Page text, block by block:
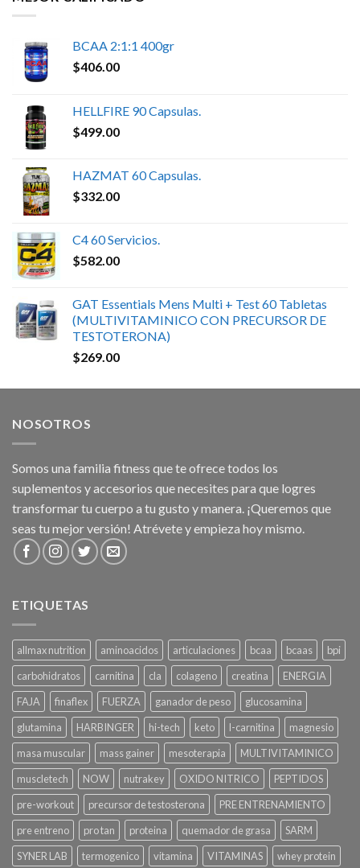
BCAA 2:1:1 400gr
$406.00
HELLFIRE 90 Capsulas.
$499.00
HAZMAT 60 Capsulas.
$332.00
C4 60 Servicios.
$582.00
GAT Essentials Mens Multi + Test 60 Tabletas
(MULTIVITAMINICO CON PRECURSOR DE
TESTOTERONA)
$269.00
NOSOTROS
Somos una familia fitness que te ofrece todos los
suplementos y accesorios que necesites para que logres
transformar tu cuerpo a tu gusto y manera. ¡Queremos que
seas tu mejor versión! Atrévete y empieza hoy mismo.
ETIQUETAS
allmax nutrition aminoacidos articulaciones bcaa bcaas
bpi
carbohidratos
carnitina cla colageno creatina
ENERGIA
FAJA
finaflex FUERZA ganador de peso
glucosamina
glutamina
HARBINGER hi-tech keto l-carnitina
magnesio
masa muscular
mass gainer mesoterapia
MULTIVITAMINICO
muscletech
NOW nutrakey OXIDO NITRICO
PEPTIDOS
pre-workout
precursor de testosterona
PRE ENTRENAMIENTO
pre entreno
pro tan proteina quemador de grasa
SARM
SYNER LAB
termogenico vitamina VITAMINAS whey protein